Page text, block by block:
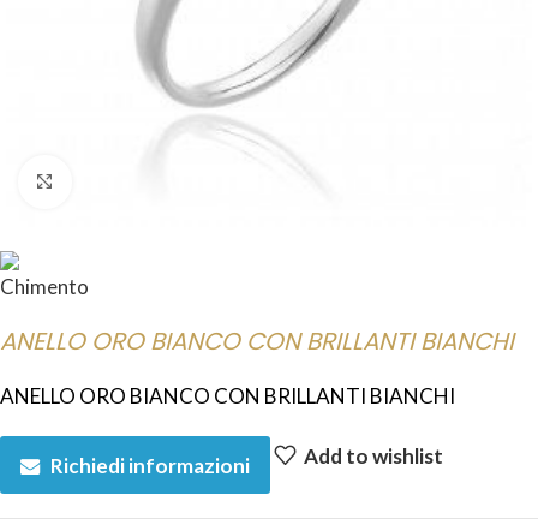
ANELLO ORO BIANCO CON BRILLANTI BIANCHI
ANELLO ORO BIANCO CON BRILLANTI BIANCHI
Richiedi informazioni Add to wishlist